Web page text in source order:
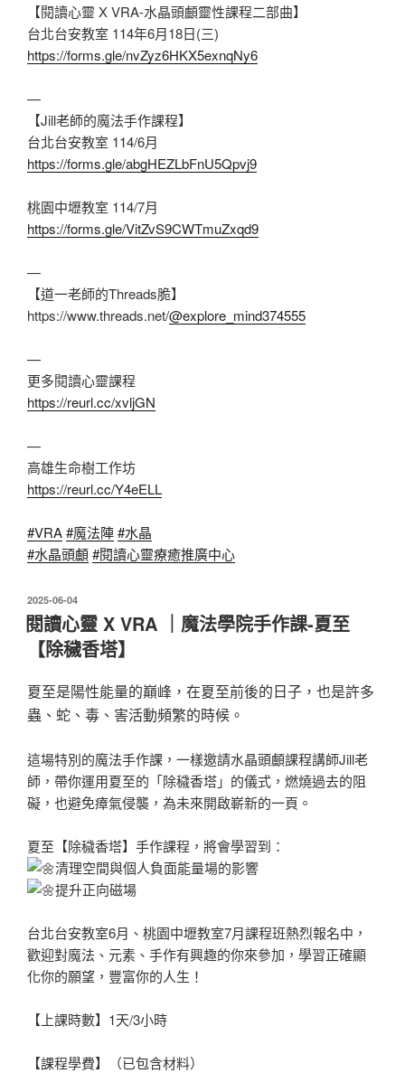
【閱讀心靈 X VRA-水晶頭顱靈性課程二部曲】
台北台安教室 114年6月18日(三)
https://forms.gle/nvZyz6HKX5exnqNy6
—
【Jill老師的魔法手作課程】
台北台安教室 114/6月
https://forms.gle/abgHEZLbFnU5Qpvj9
桃園中壢教室 114/7月
https://forms.gle/VitZvS9CWTmuZxqd9
—
【道一老師的Threads脆】
https://www.threads.net/@explore_mind374555
—
更多閱讀心靈課程
https://reurl.cc/xvljGN
—
高雄生命樹工作坊
https://reurl.cc/Y4eELL
#VRA#魔法陣#水晶
#水晶頭顱#閱讀心靈療癒推廣中心
發
佈
於
2025-06-04
閱讀心靈 X VRA ｜魔法學院手作課-夏至
【除穢香塔】
夏至是陽性能量的巔峰，在夏至前後的日子，也是許多
蟲、蛇、毒、害活動頻繁的時候。
這場特別的魔法手作課，一樣邀請水晶頭顱課程講師Jill老
師，帶你運用夏至的「除穢香塔」的儀式，燃燒過去的阻
礙，也避免瘴氣侵襲，為未來開啟嶄新的一頁。
夏至【除穢香塔】手作課程，將會學習到：
清理空間與個人負面能量場的影響
提升正向磁場
台北台安教室6月、桃園中壢教室7月課程班熱烈報名中，
歡迎對魔法、元素、手作有興趣的你來參加，學習正確顯
化你的願望，豐富你的人生！
【上課時數】1天/3小時
【課程學費】（已包含材料）